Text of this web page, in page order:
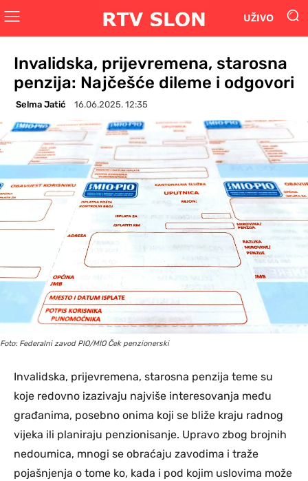
UŽIVO
Invalidska, prijevremena, starosna
penzija: Najčešće dileme i odgovori
Selma Jatić 16.06.2025. 12:35
Foto: Federalni zavod PIO/MIO Ček penzionerski
Invalidska, prijevremena, starosna penzija teme su
koje redovno izazivaju najviše interesovanja među
građanima, posebno onima koji se bliže kraju radnog
vijeka ili planiraju penzionisanje. Upravo zbog brojnih
nedoumica, mnogi se obraćaju zavodima i traže
pojašnjenja o tome ko, kada i pod kojim uslovima može